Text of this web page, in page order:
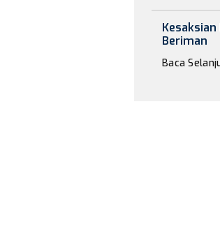
Beriman
Baca